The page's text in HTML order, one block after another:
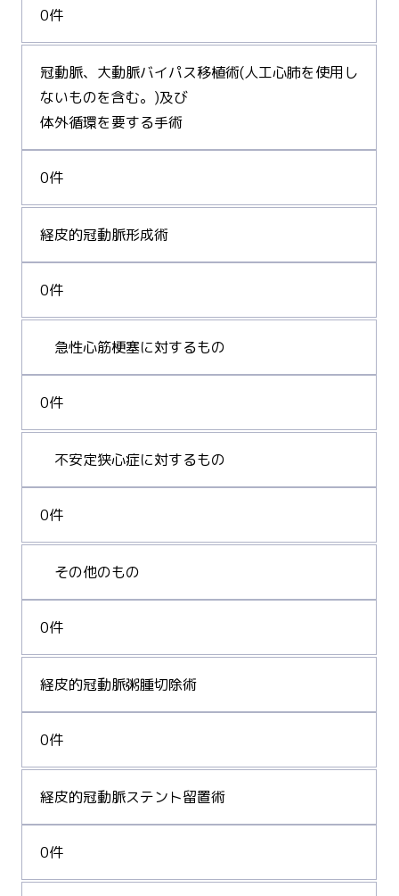
0件
冠動脈、大動脈バイパス移植術(人工心肺を使用し
ないものを含む。)及び
体外循環を要する手術
0件
経皮的冠動脈形成術
0件
急性心筋梗塞に対するもの
0件
不安定狭心症に対するもの
0件
その他のもの
0件
経皮的冠動脈粥腫切除術
0件
経皮的冠動脈ステント留置術
0件